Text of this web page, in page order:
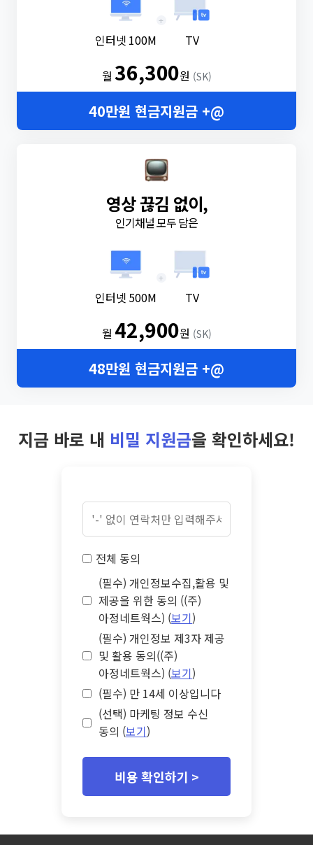
인터넷 100M
+
TV
월36,300원 (SK)
40만원 현금지원금 +@
영상 끊김 없이,
인기채널 모두 담은
인터넷 500M
+
TV
월 42,900원 (SK)
48만원 현금지원금 +@
지금 바로 내 비밀 지원금을 확인하세요!
전체 동의
(필수) 개인정보수집,활용 및
제공을 위한 동의 ((주)
아정네트웍스) (보기)
(필수) 개인정보 제3자 제공
및 활용 동의((주)
아정네트웍스) (보기)
(필수) 만 14세 이상입니다
(선택) 마케팅 정보 수신
동의 (보기)
비용 확인하기 >